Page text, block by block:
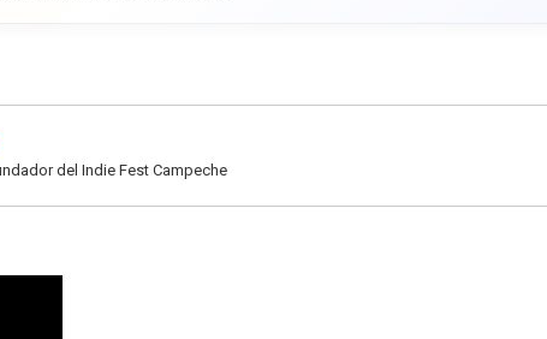
del Indie Fest Campeche